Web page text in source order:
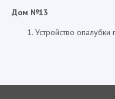
Дом №13
Устройство